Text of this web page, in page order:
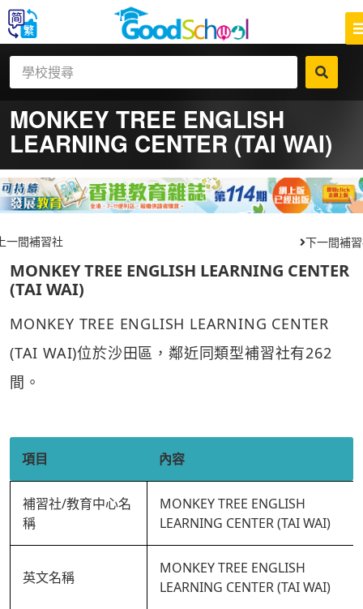
MONKEY TREE ENGLISH
LEARNING CENTER (TAI WAI)
一間補習社 下一間補
MONKEY TREE ENGLISH LEARNING CENTER
(TAI WAI)
MONKEY TREE ENGLISH LEARNING CENTER
(TAI WAI)位於沙田區，鄰近同類型補習社有262
間。
項目 內容
補習社/教育中心名
稱
MONKEY TREE ENGLISH
LEARNING CENTER (TAI WAI)
英文名稱
MONKEY TREE ENGLISH
LEARNING CENTER (TAI WAI)